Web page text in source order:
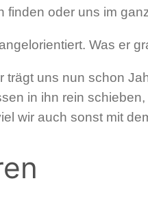
oder uns im
Was er
uns nun schon
in ihn rein
wir auch sonst mit